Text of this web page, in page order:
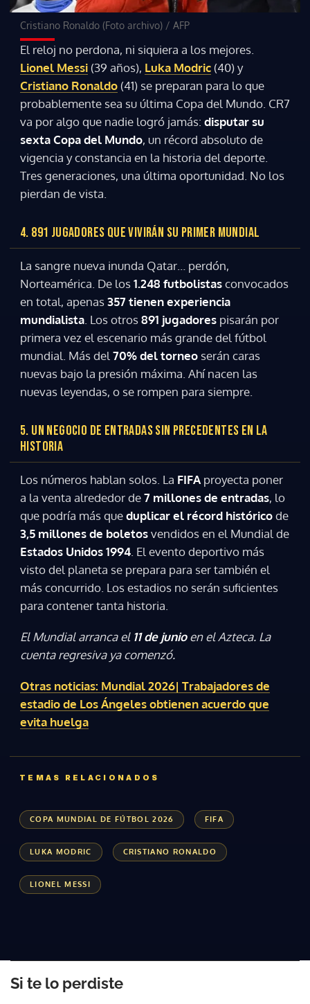
Gracias por suscribirte a nuestro boletín.
ACEPTAR
Cristiano Ronaldo (Foto archivo) / AFP
El reloj no perdona, ni siquiera a los mejores.
Lionel Messi (39 años), Luka Modric (40) y
Cristiano Ronaldo (41) se preparan para lo que
probablemente sea su última Copa del Mundo. CR7
va por algo que nadie logró jamás: disputar su
sexta Copa del Mundo, un récord absoluto de
vigencia y constancia en la historia del deporte.
Tres generaciones, una última oportunidad. No los
pierdan de vista.
4. 891 JUGADORES QUE VIVIRÁN SU PRIMER MUNDIAL
La sangre nueva inunda Qatar… perdón,
Norteamérica. De los1.248 futbolistasconvocados
en total, apenas357 tienen experiencia
mundialista. Los otros891 jugadores pisarán por
primera vez el escenario más grande del fútbol
mundial. Más del70% del torneo serán caras
nuevas bajo la presión máxima. Ahí nacen las
nuevas leyendas, o se rompen para siempre.
5. UN NEGOCIO DE ENTRADAS SIN PRECEDENTES EN LA
HISTORIA
Los números hablan solos. La FIFAproyecta poner
a la venta alrededor de7 millones de entradas, lo
que podría más queduplicar el récord históricode
3,5 millones de boletosvendidos en el Mundial de
Estados Unidos 1994. El evento deportivo más
visto del planeta se prepara para ser también el
más concurrido. Los estadios no serán suficientes
para contener tanta historia.
El Mundial arranca el 11 de junioen el Azteca. La
cuenta regresiva ya comenzó.
Otras noticias: Mundial 2026| Trabajadores de
estadio de Los Ángeles obtienen acuerdo que
evita huelga
TEMAS RELACIONADOS
COPA MUNDIAL DE FÚTBOL 2026 FIFA
LUKA MODRIC CRISTIANO RONALDO
LIONEL MESSI
Si te lo perdiste